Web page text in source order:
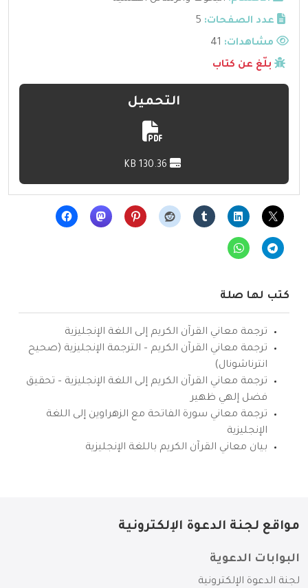
عدد الصفحات: 5
مشاهدات:
بلّغ عن كتاب
التحميل
كتب لها صلة
ترجمة معاني القرآن الكريم إلى اللغة الإنجليزية
ترجمة معاني القرآن الكريم – الترجمة الإنجليزية (صحيح
انترناشونال)
ترجمة معاني القرآن الكريم إلى اللغة الإنجليزية – تحقيق
فضل إلهي ظهير
ترجمة معاني سورة الفاتحة مع الزهراوين إلى اللغة
الإنجليزية
بيان معاني القرآن الكريم باللغة الإنجليزية
مواقع لجنة الدعوة الإلكترونية
البوابات الدعوية
لجنة الدعوة الإلكترونية